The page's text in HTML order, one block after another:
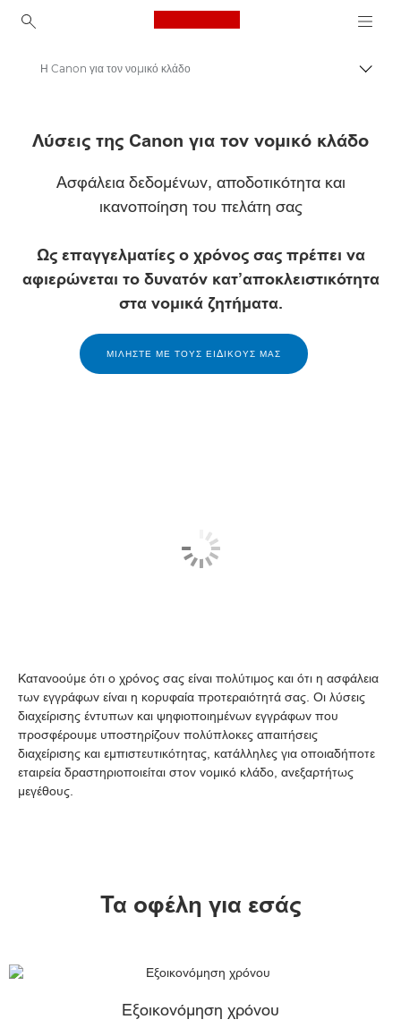
Canon Logo, back to
Λύσεις και υπηρεσίες
Η Canon για τον νομικό κλάδο
Λύσεις της Canon για τον νομικό κλάδο
Ασφάλεια δεδομένων, αποδοτικότητα και
ικανοποίηση του πελάτη σας
Ως επαγγελματίες ο χρόνος σας πρέπει να
αφιερώνεται το δυνατόν κατ’αποκλειστικότητα
στα νομικά ζητήματα.
ΜΙΛΉΣΤΕ ΜΕ ΤΟΥΣ ΕΙΔΙΚΟΎΣ ΜΑΣ
Κατανοούμε ότι ο χρόνος σας είναι πολύτιμος και ότι η ασφάλεια
των εγγράφων είναι η κορυφαία προτεραιότητά σας. Οι λύσεις
διαχείρισης έντυπων και ψηφιοποιημένων εγγράφων που
προσφέρουμε υποστηρίζουν πολύπλοκες απαιτήσεις
διαχείρισης και εμπιστευτικότητας, κατάλληλες για οποιαδήποτε
εταιρεία δραστηριοποιείται στον νομικό κλάδο, ανεξαρτήτως
μεγέθους.
Τα οφέλη για εσάς
Εξοικονόμηση χρόνου